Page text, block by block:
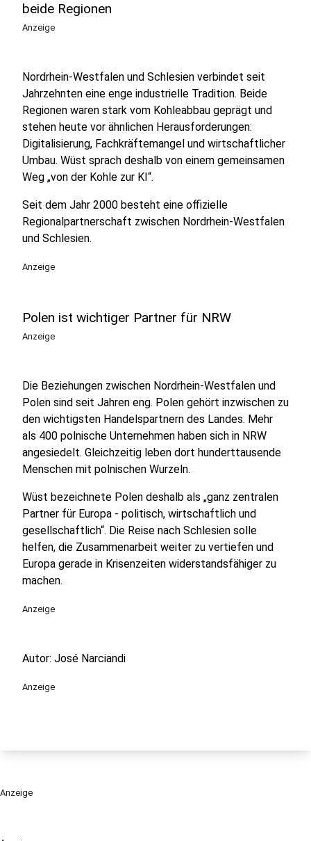
beide Regionen
Anzeige
Nordrhein-Westfalen und Schlesien verbindet seit
Jahrzehnten eine enge industrielle Tradition. Beide
Regionen waren stark vom Kohleabbau geprägt und
stehen heute vor ähnlichen Herausforderungen:
Digitalisierung, Fachkräftemangel und wirtschaftlicher
Umbau. Wüst sprach deshalb von einem gemeinsamen
Weg „von der Kohle zur KI“.
Seit dem Jahr 2000 besteht eine offizielle
Regionalpartnerschaft zwischen Nordrhein-Westfalen
und Schlesien.
Anzeige
Polen ist wichtiger Partner für NRW
Anzeige
Die Beziehungen zwischen Nordrhein-Westfalen und
Polen sind seit Jahren eng. Polen gehört inzwischen zu
den wichtigsten Handelspartnern des Landes. Mehr
als 400 polnische Unternehmen haben sich in NRW
angesiedelt. Gleichzeitig leben dort hunderttausende
Menschen mit polnischen Wurzeln.
Wüst bezeichnete Polen deshalb als „ganz zentralen
Partner für Europa - politisch, wirtschaftlich und
gesellschaftlich“. Die Reise nach Schlesien solle
helfen, die Zusammenarbeit weiter zu vertiefen und
Europa gerade in Krisenzeiten widerstandsfähiger zu
machen.
Anzeige
Autor: José Narciandi
Anzeige
Anzeige